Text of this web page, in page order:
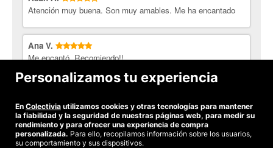
Atención muy buena. Son muy amables. Me ha encantado
Ana V.
Me encantó. Recomiendo!!
muy buena profesional
Personalizamos tu experiencia
En Colectivia utilizamos cookies y otras tecnologías para mantener
la fiabilidad y la seguridad de nuestras páginas web, para medir su
rendimiento y para ofrecer una experiencia de compra
personalizada. Para ello, recopilamos información sobre los usuarios,
su comportamiento y sus dispositivos.